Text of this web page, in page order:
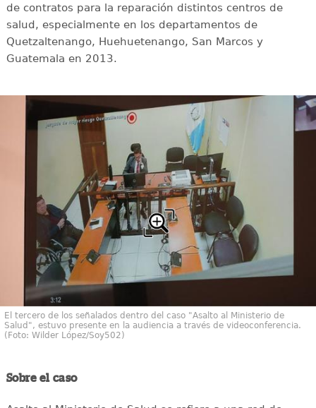
de contratos para la reparación distintos centros de
salud, especialmente en los departamentos de
Quetzaltenango, Huehuetenango, San Marcos y
Guatemala en 2013.
El tercero de los señalados dentro del caso "Asalto al Ministerio de
Salud", estuvo presente en la audiencia a través de videoconferencia.
(Foto: Wilder López/Soy502)
Sobre el caso